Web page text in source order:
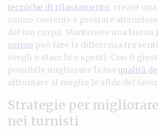
tecniche di rilassamento, creare
sonno coerente e prestare
del tuo corpo. Mantenere una buona
sonno può fare la differenza tra
svegli o stanchi e spenti. Con il
possibile migliorare la tua qualità
affrontare al meglio le sfide del
Strategie per
nei turnisti